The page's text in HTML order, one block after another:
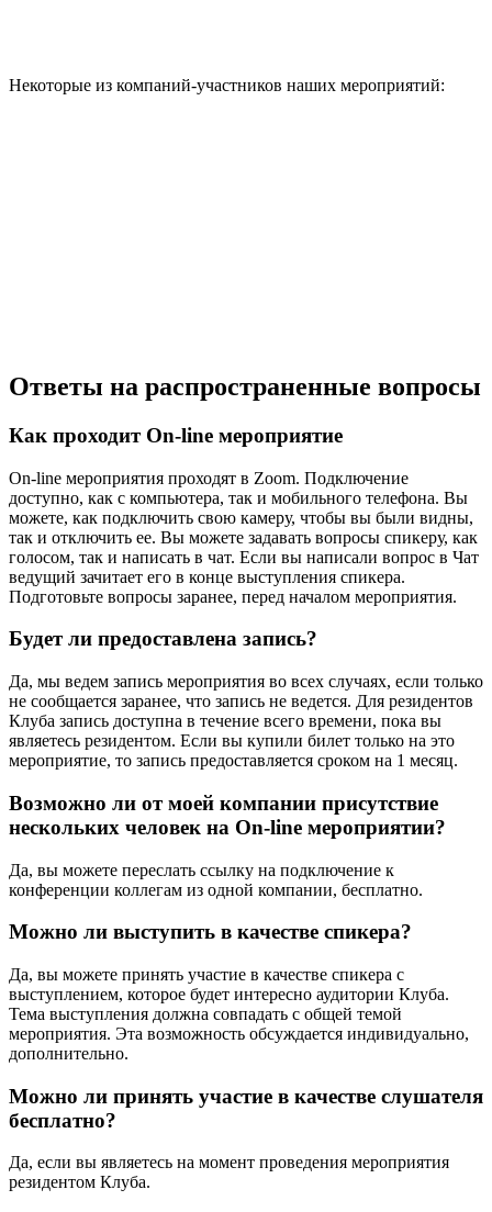
Некоторые из компаний-участников наших мероприятий:
Ответы на распространенные вопросы
Как проходит On-line мероприятие
On-line мероприятия проходят в Zoom. Подключение
доступно, как с компьютера, так и мобильного телефона. Вы
можете, как подключить свою камеру, чтобы вы были видны,
так и отключить ее. Вы можете задавать вопросы спикеру, как
голосом, так и написать в чат. Если вы написали вопрос в Чат
ведущий зачитает его в конце выступления спикера.
Подготовьте вопросы заранее, перед началом мероприятия.
Будет ли предоставлена запись?
Да, мы ведем запись мероприятия во всех случаях, если только
не сообщается заранее, что запись не ведется. Для резидентов
Клуба запись доступна в течение всего времени, пока вы
являетесь резидентом. Если вы купили билет только на это
мероприятие, то запись предоставляется сроком на 1 месяц.
Возможно ли от моей компании присутствие
нескольких человек на On-line мероприятии?
Да, вы можете переслать ссылку на подключение к
конференции коллегам из одной компании, бесплатно.
Можно ли выступить в качестве спикера?
Да, вы можете принять участие в качестве спикера с
выступлением, которое будет интересно аудитории Клуба.
Тема выступления должна совпадать с общей темой
мероприятия. Эта возможность обсуждается индивидуально,
дополнительно.
Можно ли принять участие в качестве слушателя
бесплатно?
Да, если вы являетесь на момент проведения мероприятия
резидентом Клуба.